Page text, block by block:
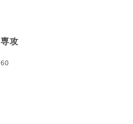
専攻
60